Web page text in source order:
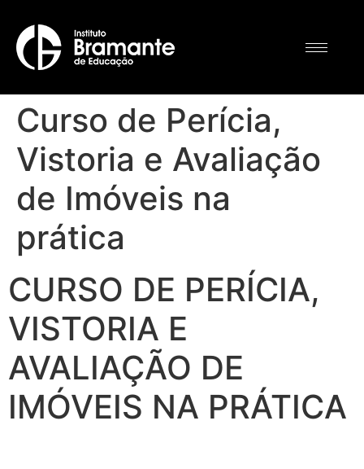
Curso de Perícia,
Vistoria e Avaliação
de Imóveis na
prática
CURSO DE PERÍCIA,
VISTORIA E
AVALIAÇÃO DE
IMÓVEIS NA PRÁTICA